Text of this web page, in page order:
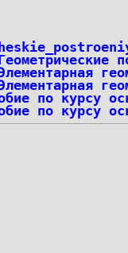
по курсу
по курсу